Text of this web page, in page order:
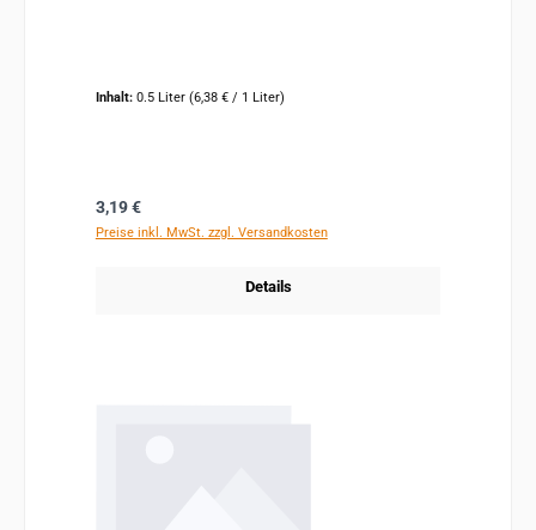
Inhalt: 0.5 Liter (6,38 € / 1 Liter)
Regulärer Preis:
3,19 €
Preise inkl. MwSt. zzgl. Versandkosten
Details